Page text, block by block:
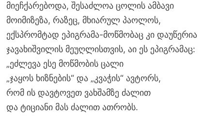
მიეჩქარებოდა, შესაძლოა ცოლის ამბავი
მოიმიზეზა, რაზეც, მხიარულ პაოლოს,
ექსპრომტად ეპიგრამა-მოწმობაც კი დაუწერია
ჯავახიშვილის მეუღლისთვის, აი ეს ეპიგრამაც:
„ეძლევა ესე მოწმობის ცალი
„ჯაყოს ხიზნების“ და „კვაჭის“ ავტორს,
რომ ის დავტოვეთ ვახშამზე ძალით
და ტიციანი მას ძალით ათრობს.